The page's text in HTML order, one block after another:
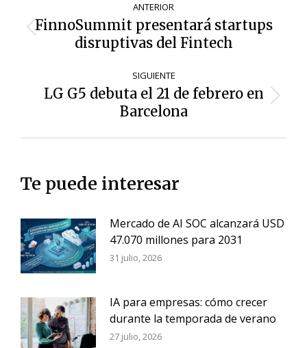
de
entradas
ANTERIOR
Entrada
anterior:
FinnoSummit presentará startups
disruptivas del Fintech
SIGUIENTE
Siguiente
entrada:
LG G5 debuta el 21 de febrero en
Barcelona
Te puede interesar
Mercado de AI SOC alcanzará USD
47.070 millones para 2031
31 julio, 2026
IA para empresas: cómo crecer
durante la temporada de verano
27 julio, 2026